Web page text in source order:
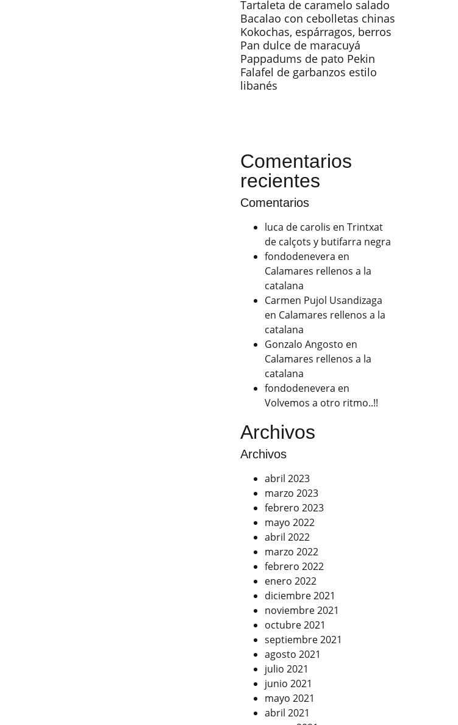
Tartaleta de caramelo salado
Bacalao con cebolletas chinas
Kokochas, espárragos, berros
Pan dulce de maracuyá
Pappadums de pato Pekin
Falafel de garbanzos estilo
libanés
Comentarios
recientes
Comentarios
luca de carolis en Trintxat
de calçots y butifarra negra
fondodenevera en
Calamares rellenos a la
catalana
Carmen Pujol Usandizaga
en Calamares rellenos a la
catalana
Gonzalo Angosto en
Calamares rellenos a la
catalana
fondodenevera en
Volvemos a otro ritmo..!!
Archivos
Archivos
abril 2023
marzo 2023
febrero 2023
mayo 2022
abril 2022
marzo 2022
febrero 2022
enero 2022
diciembre 2021
noviembre 2021
octubre 2021
septiembre 2021
agosto 2021
julio 2021
junio 2021
mayo 2021
abril 2021